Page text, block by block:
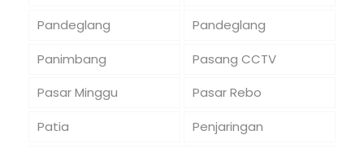
Pandeglang
Pandeglang
Panimbang
Pasang CCTV
Pasar Minggu
Pasar Rebo
Patia
Penjaringan